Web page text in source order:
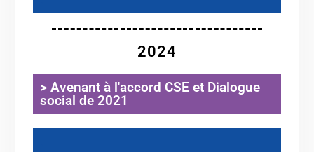
2024
> Avenant à l'accord CSE et Dialogue
social de 2021